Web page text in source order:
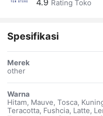
4.9 Rating Toko
Spesifikasi
Merek
other
Warna
Hitam, Mauve, Tosca,
Teracotta, Fushcia, Latte,